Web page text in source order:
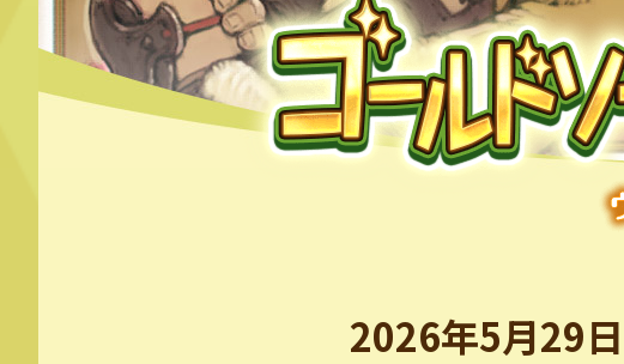
2026年5月29日